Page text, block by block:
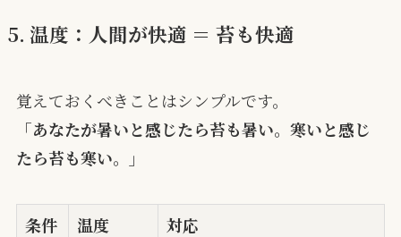
5. 温度：人間が快適 ＝ 苔も快適
覚えておくべきことはシンプルです。
「あなたが暑いと感じたら苔も暑い。寒いと感じ
たら苔も寒い。」
条件 温度
対応